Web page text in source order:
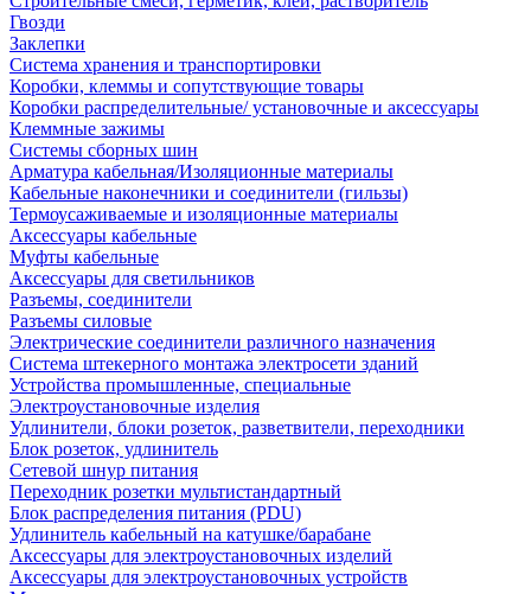
Гвозди
Заклепки
Система хранения и транспортировки
Коробки, клеммы и сопутствующие товары
Коробки распределительные/ установочные и аксессуары
Клеммные зажимы
Системы сборных шин
Арматура кабельная/Изоляционные материалы
Кабельные наконечники и соединители (гильзы)
Термоусаживаемые и изоляционные материалы
Аксессуары кабельные
Муфты кабельные
Аксессуары для светильников
Разъемы, соединители
Разъемы силовые
Электрические соединители различного назначения
Система штекерного монтажа электросети зданий
Устройства промышленные, специальные
Электроустановочные изделия
Удлинители, блоки розеток, разветвители, переходники
Блок розеток, удлинитель
Сетевой шнур питания
Переходник розетки мультистандартный
Блок распределения питания (PDU)
Удлинитель кабельный на катушке/барабане
Аксессуары для электроустановочных изделий
Аксессуары для электроустановочных устройств